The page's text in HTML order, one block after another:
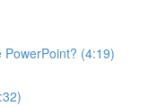
(4:19)